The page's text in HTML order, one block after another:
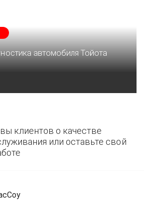
автомобиля Тойота
клиентов о качестве
или оставьте свой